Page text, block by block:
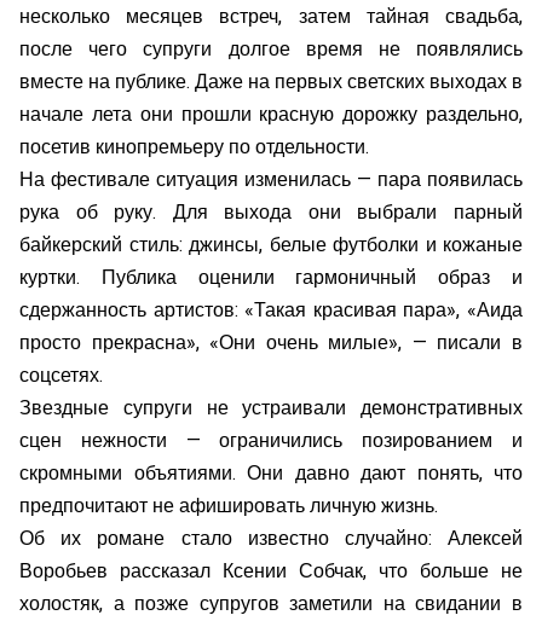
несколько месяцев встреч, затем тайная свадьба,
после чего супруги долгое время не появлялись
вместе на публике. Даже на первых светских выходах в
начале лета они прошли красную дорожку раздельно,
посетив кинопремьеру по отдельности.
На фестивале ситуация изменилась — пара появилась
рука об руку. Для выхода они выбрали парный
байкерский стиль: джинсы, белые футболки и кожаные
куртки. Публика оценили гармоничный образ и
сдержанность артистов: «Такая красивая пара», «Аида
просто прекрасна», «Они очень милые», — писали в
соцсетях.
Звездные супруги не устраивали демонстративных
сцен нежности — ограничились позированием и
скромными объятиями. Они давно дают понять, что
предпочитают не афишировать личную жизнь.
Об их романе стало известно случайно: Алексей
Воробьев рассказал Ксении Собчак, что больше не
холостяк, а позже супругов заметили на свидании в